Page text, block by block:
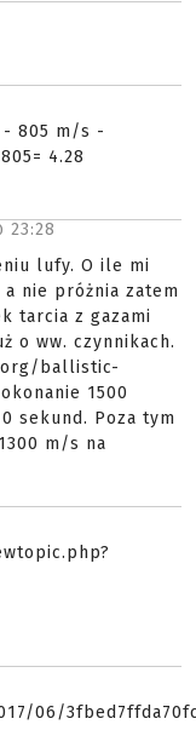
805 m/s -
4.28
23:28
lufy. O ile mi
nie próżnia zatem
tarcia z gazami
o ww. czynnikach.
ballistic-
1500
sekund. Poza tym
m/s na
06/